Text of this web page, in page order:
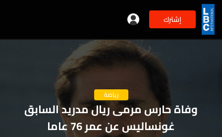
إشترك
رياضة
وفاة حارس مرمى ريال مدريد السابق
غونساليس عن عمر 76 عاما